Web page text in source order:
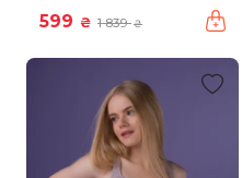
599 ₴ 1 839₴